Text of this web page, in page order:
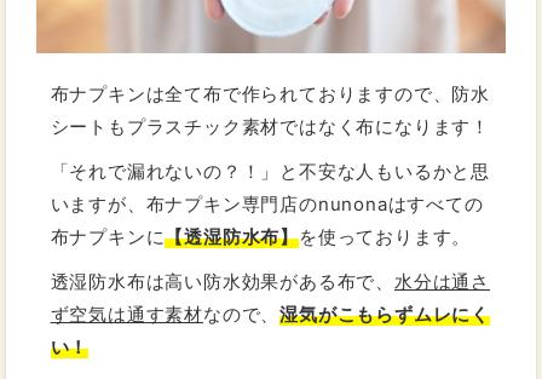
布ナプキンは全て布で作られておりますので、防水
シートもプラスチック素材ではなく布になります！
「それで漏れないの？！」と不安な人もいるかと思
いますが、布ナプキン専門店のnunonaはすべての
布ナプキンに【透湿防水布】を使っております。
透湿防水布は高い防水効果がある布で、 水分は通さ
ず空気は通す素材なので、湿気がこもらずムレにく
い！